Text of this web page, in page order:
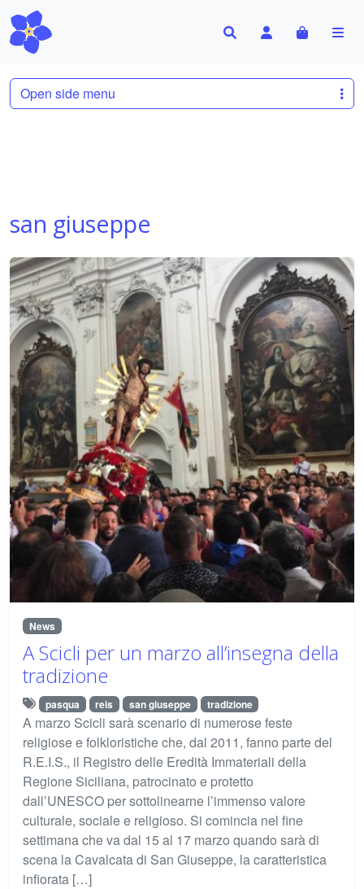
Search AccountCart
san giuseppe
News
A Scicli per un marzo all’insegna della
tradizione
pasqua reis san giuseppe tradizione
A marzo Scicli sarà scenario di numerose feste
religiose e folkloristiche che, dal 2011, fanno parte del
R.E.I.S., il Registro delle Eredità Immateriali della
Regione Siciliana, patrocinato e protetto
dall’UNESCO per sottolinearne l’immenso valore
culturale, sociale e religioso. Si comincia nel fine
settimana che va dal 15 al 17 marzo quando sarà di
scena la Cavalcata di San Giuseppe, la caratteristica
infiorata […]
Open side menu